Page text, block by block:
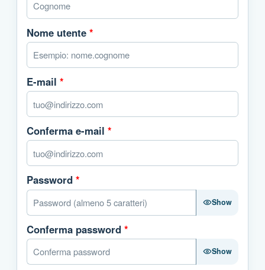
Nome utente *
E-mail *
Conferma e-mail *
Password *
Show
Conferma password *
Show